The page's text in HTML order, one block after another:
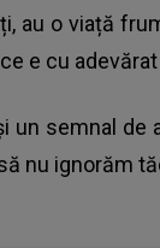
au o viață
e cu
un semnal de
nu ignorăm